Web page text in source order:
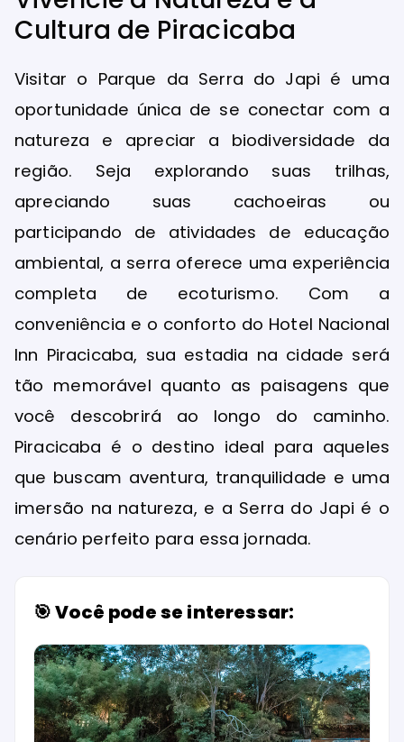
Cultura de Piracicaba
Visitar o Parque da Serra do Japi é uma
oportunidade única de se conectar com a
natureza e apreciar a biodiversidade da
região. Seja explorando suas trilhas,
apreciando suas cachoeiras ou
participando de atividades de educação
ambiental, a serra oferece uma experiência
completa de ecoturismo. Com a
conveniência e o conforto do Hotel Nacional
Inn Piracicaba, sua estadia na cidade será
tão memorável quanto as paisagens que
você descobrirá ao longo do caminho.
Piracicaba é o destino ideal para aqueles
que buscam aventura, tranquilidade e uma
imersão na natureza, e a Serra do Japi é o
cenário perfeito para essa jornada.
🎯 Você pode se interessar: